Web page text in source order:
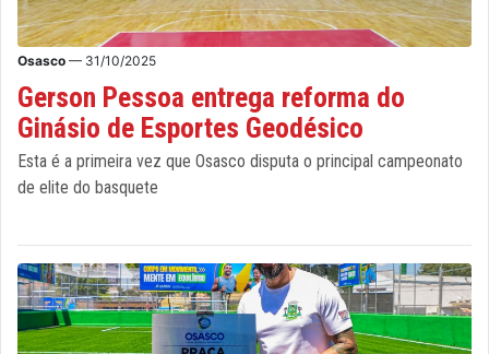
Osasco — 31/10/2025
Gerson Pessoa entrega reforma do
Ginásio de Esportes Geodésico
Esta é a primeira vez que Osasco disputa o principal campeonato
de elite do basquete